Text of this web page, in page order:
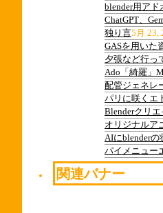
blender用ア
ChatGPT、
独り言5月 23,
GASを用いた
夕張など行っ
Ado「綺羅」
配管ジェネレ
パリに咲く
Blenderクリ
オリジナルア
AIにblenderの
パイメニュー
関連バナー